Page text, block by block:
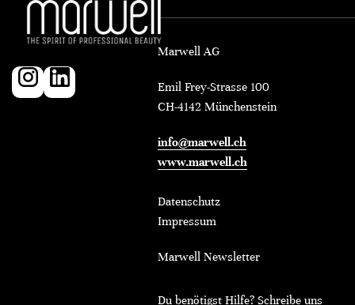
Marwell AG
Emil Frey-Strasse 100
CH-4142 Münchenstein
info@marwell.ch
www.marwell.ch
Datenschutz
Impressum
Marwell Newsletter
Du benötigst Hilfe? Schreibe uns